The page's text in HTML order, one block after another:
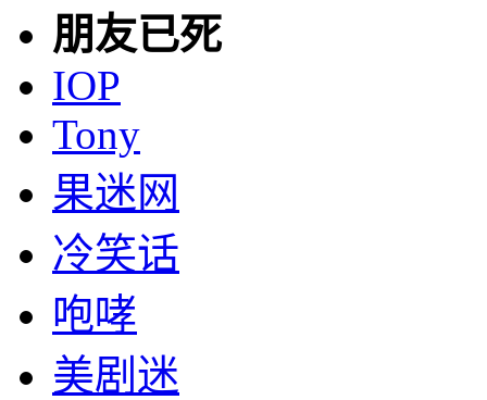
朋友已死
IOP
Tony
果迷网
冷笑话
咆哮
美剧迷